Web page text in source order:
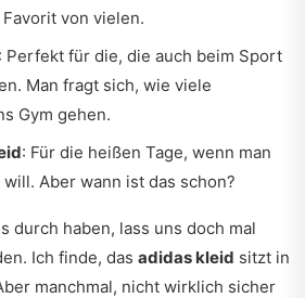
von vielen.
: Perfekt für die, die auch beim Sport
Man fragt sich, wie viele
Gym gehen.
: Für die heißen Tage, wenn man
Aber wann ist das schon?
durch haben, lass uns doch mal
Ich finde, das adidas kleid sitzt in
manchmal, nicht wirklich sicher